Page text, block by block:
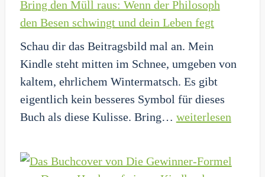
Karton
deiner
eigenen
Bequemlichkeit
Bring den Müll raus: Wenn der Philosoph
den Besen schwingt und dein Leben fegt
Schau dir das Beitragsbild mal an. Mein
Kindle steht mitten im Schnee, umgeben von
kaltem, ehrlichem Wintermatsch. Es gibt
eigentlich kein besseres Symbol für dieses
Buch als diese Kulisse. Bring… Bring
raus:
weiterlesen